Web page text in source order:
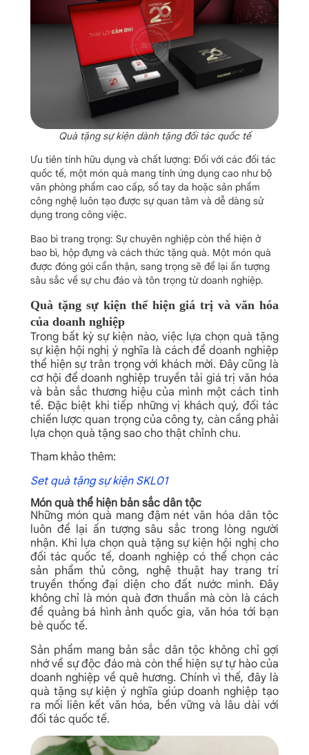
Quà tặng sự kiện dành tặng đối tác quốc tế
Ưu tiên tính hữu dụng và chất lượng: Đối với các đối tác
quốc tế, một món quà mang tính ứng dụng cao như bộ
văn phòng phẩm cao cấp, sổ tay da hoặc sản phẩm
công nghệ luôn tạo được sự quan tâm và dễ dàng sử
dụng trong công việc.
Bao bì trang trọng: Sự chuyên nghiệp còn thể hiện ở
bao bì, hộp đựng và cách thức tặng quà. Một món quà
được đóng gói cẩn thận, sang trọng sẽ để lại ấn tượng
sâu sắc về sự chu đáo và tôn trọng từ doanh nghiệp.
Quà tặng sự kiện thể hiện giá trị và văn hóa
của doanh nghiệp
Trong bất kỳ sự kiện nào, việc lựa chọn quà tặng
sự kiện hội nghị ý nghĩa là cách để doanh nghiệp
thể hiện sự trân trọng với khách mời. Đây cũng là
cơ hội để doanh nghiệp truyền tải giá trị văn hóa
và bản sắc thương hiệu của mình một cách tinh
tế. Đặc biệt khi tiếp những vị khách quý, đối tác
chiến lược quan trọng của công ty, càn cầng phải
lựa chọn quà tặng sao cho thật chỉnh chu.
Tham khảo thêm:
Set quà tặng sự kiện SKL01
Món quà thể hiện bản sắc dân tộc
Những món quà mang đậm nét văn hóa dân tộc
luôn để lại ấn tượng sâu sắc trong lòng người
nhận. Khi lựa chọn quà tặng sự kiện hội nghị cho
đối tác quốc tế, doanh nghiệp có thể chọn các
sản phẩm thủ công, nghệ thuật hay trang trí
truyền thống đại diện cho đất nước mình. Đây
không chỉ là món quà đơn thuần mà còn là cách
để quảng bá hình ảnh quốc gia, văn hóa tới bạn
bè quốc tế.
Sản phẩm mang bản sắc dân tộc không chỉ gợi
nhớ về sự độc đáo mà còn thể hiện sự tự hào của
doanh nghiệp về quê hương. Chính vì thế, đây là
quà tặng sự kiện ý nghĩa giúp doanh nghiệp tạo
ra mối liên kết văn hóa, bền vững và lâu dài với
đối tác quốc tế.